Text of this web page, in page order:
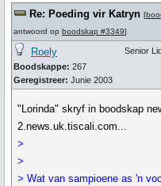
Re: Poeding vir Katryn [
antwoord op boodskap #3349]
Roely
Boodskappe: 267
Geregistreer: Junie 2003
Senior
"Lorinda" skryf in boodskap
2.news.uk.tiscali.com...
>
>
> Wat van sampioene as 'n